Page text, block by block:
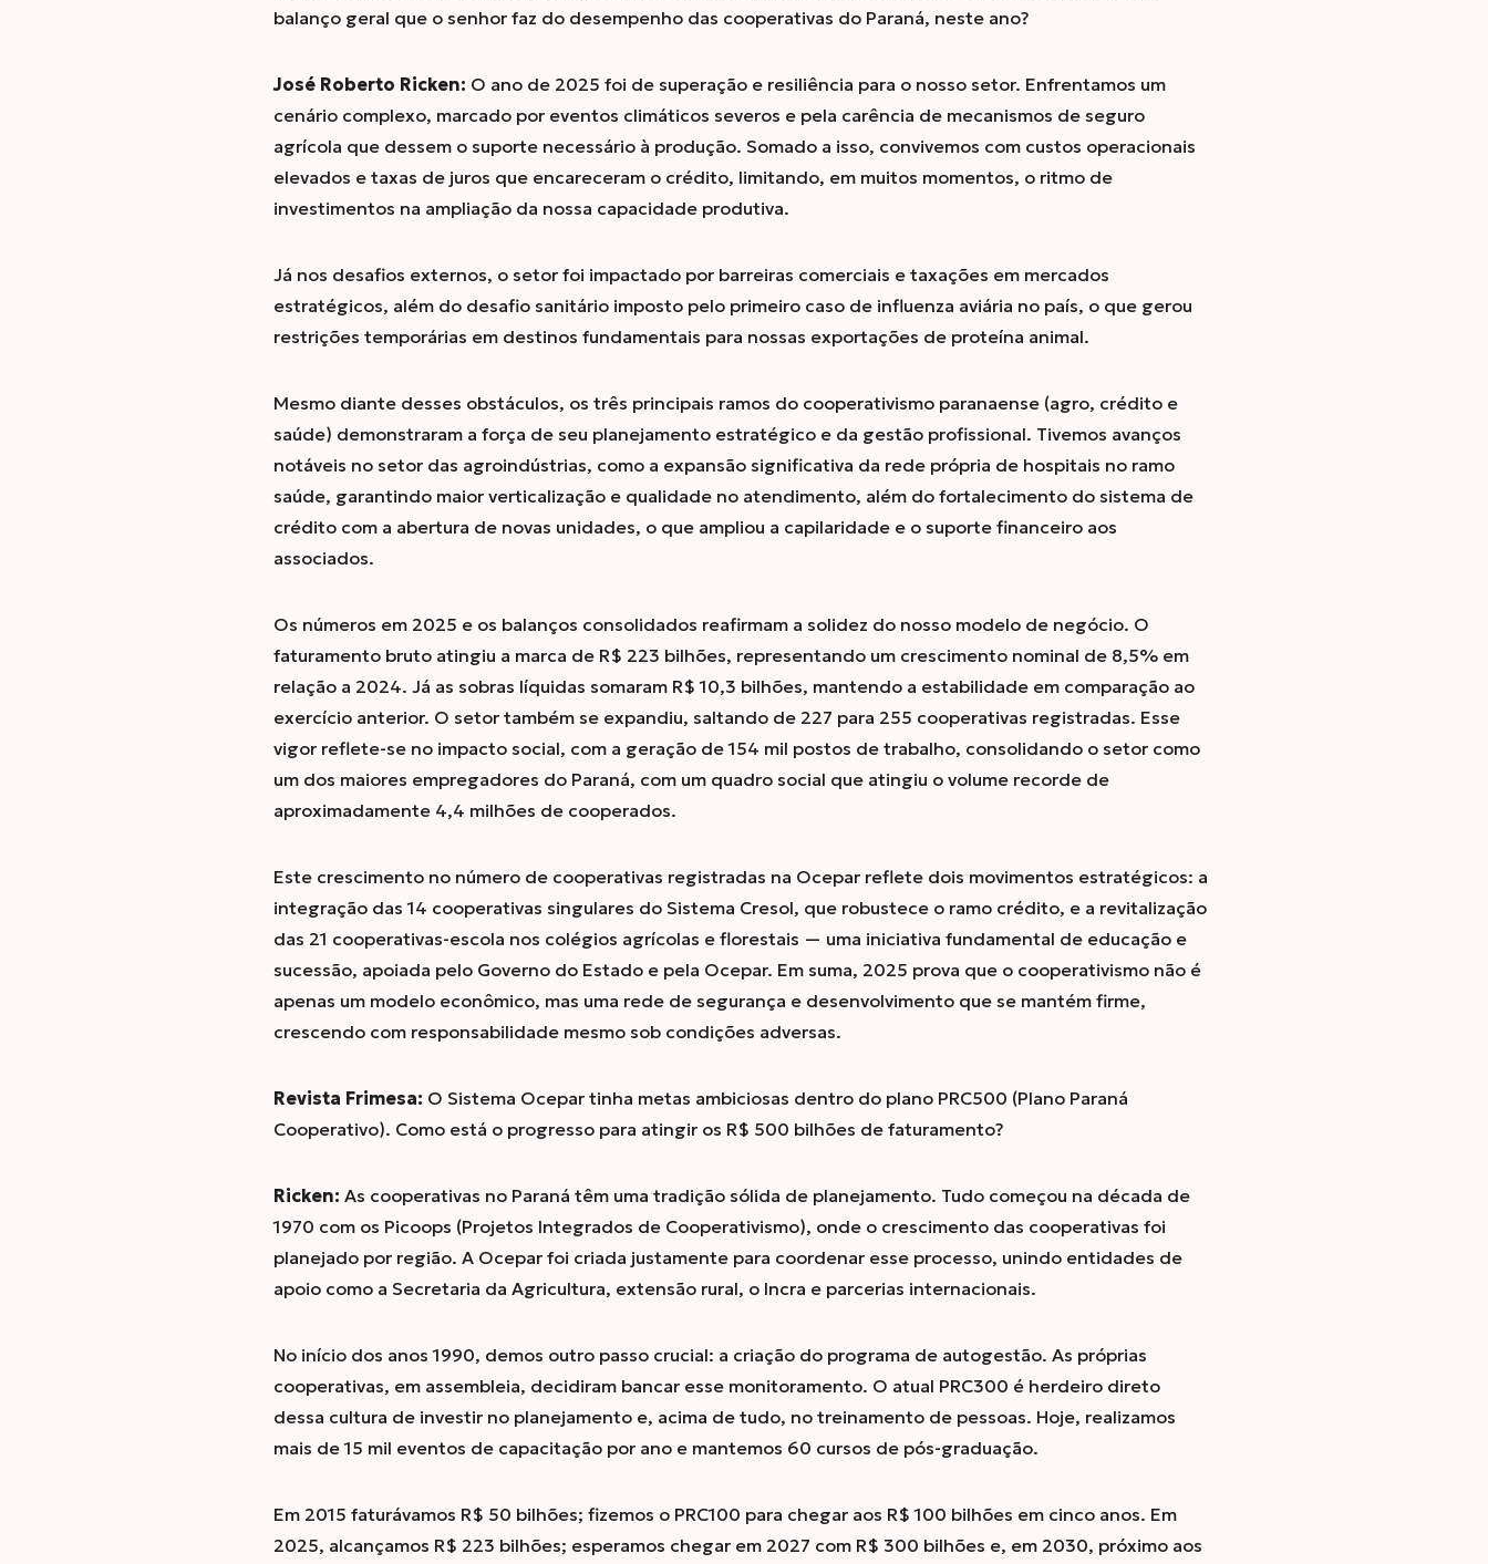
balanço geral que o senhor faz do desempenho das cooperativas do Paraná, neste ano?
José Roberto Ricken: O ano de 2025 foi de superação e resiliência para o nosso setor. Enfrentamos um
cenário complexo, marcado por eventos climáticos severos e pela carência de mecanismos de seguro
agrícola que dessem o suporte necessário à produção. Somado a isso, convivemos com custos operacionais
elevados e taxas de juros que encareceram o crédito, limitando, em muitos momentos, o ritmo de
investimentos na ampliação da nossa capacidade produtiva.
Já nos desafios externos, o setor foi impactado por barreiras comerciais e taxações em mercados
estratégicos, além do desafio sanitário imposto pelo primeiro caso de influenza aviária no país, o que gerou
restrições temporárias em destinos fundamentais para nossas exportações de proteína animal.
Mesmo diante desses obstáculos, os três principais ramos do cooperativismo paranaense (agro, crédito e
saúde) demonstraram a força de seu planejamento estratégico e da gestão profissional. Tivemos avanços
notáveis no setor das agroindústrias, como a expansão significativa da rede própria de hospitais no ramo
saúde, garantindo maior verticalização e qualidade no atendimento, além do fortalecimento do sistema de
crédito com a abertura de novas unidades, o que ampliou a capilaridade e o suporte financeiro aos
associados.
Os números em 2025 e os balanços consolidados reafirmam a solidez do nosso modelo de negócio. O
faturamento bruto atingiu a marca de R$ 223 bilhões, representando um crescimento nominal de 8,5% em
relação a 2024. Já as sobras líquidas somaram R$ 10,3 bilhões, mantendo a estabilidade em comparação ao
exercício anterior. O setor também se expandiu, saltando de 227 para 255 cooperativas registradas. Esse
vigor reflete-se no impacto social, com a geração de 154 mil postos de trabalho, consolidando o setor como
um dos maiores empregadores do Paraná, com um quadro social que atingiu o volume recorde de
aproximadamente 4,4 milhões de cooperados.
Este crescimento no número de cooperativas registradas na Ocepar reflete dois movimentos estratégicos: a
integração das 14 cooperativas singulares do Sistema Cresol, que robustece o ramo crédito, e a revitalização
das 21 cooperativas-escola nos colégios agrícolas e florestais — uma iniciativa fundamental de educação e
sucessão, apoiada pelo Governo do Estado e pela Ocepar. Em suma, 2025 prova que o cooperativismo não é
apenas um modelo econômico, mas uma rede de segurança e desenvolvimento que se mantém firme,
crescendo com responsabilidade mesmo sob condições adversas.
Revista Frimesa: O Sistema Ocepar tinha metas ambiciosas dentro do plano PRC500 (Plano Paraná
Cooperativo). Como está o progresso para atingir os R$ 500 bilhões de faturamento?
Ricken: As cooperativas no Paraná têm uma tradição sólida de planejamento. Tudo começou na década de
1970 com os Picoops (Projetos Integrados de Cooperativismo), onde o crescimento das cooperativas foi
planejado por região. A Ocepar foi criada justamente para coordenar esse processo, unindo entidades de
apoio como a Secretaria da Agricultura, extensão rural, o Incra e parcerias internacionais.
No início dos anos 1990, demos outro passo crucial: a criação do programa de autogestão. As próprias
cooperativas, em assembleia, decidiram bancar esse monitoramento. O atual PRC300 é herdeiro direto
dessa cultura de investir no planejamento e, acima de tudo, no treinamento de pessoas. Hoje, realizamos
mais de 15 mil eventos de capacitação por ano e mantemos 60 cursos de pós-graduação.
Em 2015 faturávamos R$ 50 bilhões; fizemos o PRC100 para chegar aos R$ 100 bilhões em cinco anos. Em
2025, alcançamos R$ 223 bilhões; esperamos chegar em 2027 com R$ 300 bilhões e, em 2030, próximo aos